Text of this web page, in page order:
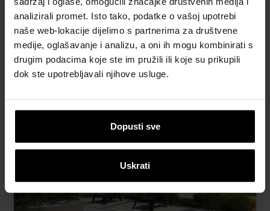
analizirali promet. Isto tako, podatke o vašoj upotrebi
naše web-lokacije dijelimo s partnerima za društvene
medije, oglašavanje i analizu, a oni ih mogu kombinirati s
drugim podacima koje ste im pružili ili koje su prikupili
dok ste upotrebljavali njihove usluge.
Dopusti sve
Uskrati
Kvarcni pijesak